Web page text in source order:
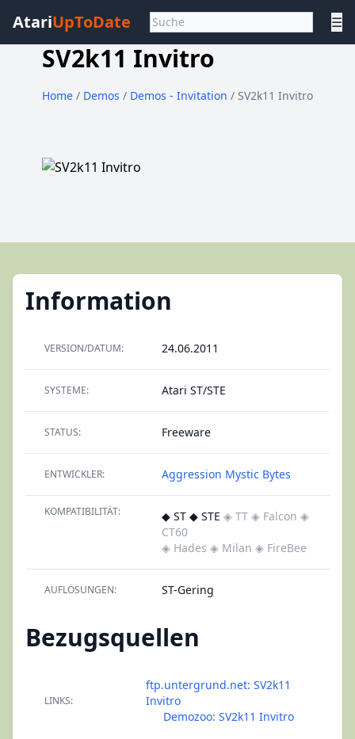
AtariUpToDate ☰
SV2k11 Invitro
Home / Demos / Demos - Invitation / SV2k11 Invitro
Information
VERSION/DATUM: 24.06.2011
SYSTEME: Atari ST/STE
STATUS: Freeware
ENTWICKLER: Aggression Mystic Bytes
KOMPATIBILITÄT: ◆ ST ◆ STE ◈ TT ◈ Falcon ◈
CT60
◈ Hades ◈ Milan ◈ FireBee
AUFLÖSUNGEN: ST-Gering
Bezugsquellen
LINKS:
ftp.untergrund.net: SV2k11
Invitro
Demozoo: SV2k11 Invitro